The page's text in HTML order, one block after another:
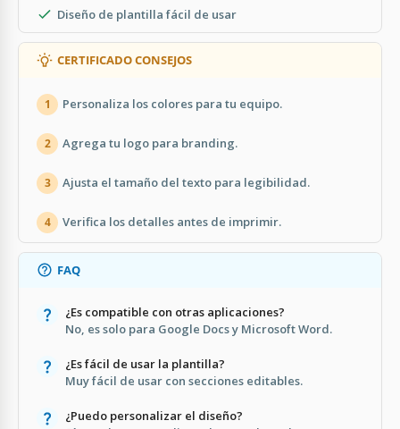
Diseño de plantilla fácil de usar
CERTIFICADO CONSEJOS
1 Personaliza los colores para tu equipo.
2 Agrega tu logo para branding.
3 Ajusta el tamaño del texto para legibilidad.
4 Verifica los detalles antes de imprimir.
FAQ
¿Es compatible con otras aplicaciones?
No, es solo para Google Docs y Microsoft Word.
¿Es fácil de usar la plantilla?
Muy fácil de usar con secciones editables.
¿Puedo personalizar el diseño?